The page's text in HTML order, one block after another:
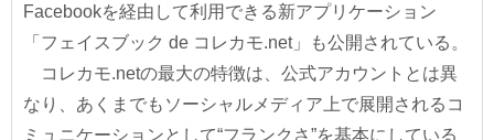
Facebookを経由して利用できる新アプリケーション
「フェイスブック de コレカモ.net」も公開されている。
コレカモ.netの最大の特徴は、公式アカウントとは異
なり、あくまでもソーシャルメディア上で展開されるコ
ミュニケーションとして“フランクさ”を基本にしている